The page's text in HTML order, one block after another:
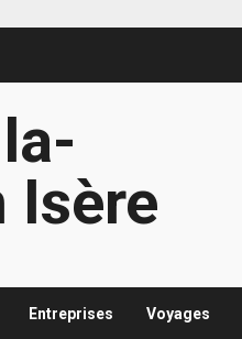
Isère
Entreprises Voyages